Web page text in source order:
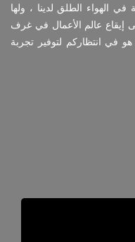
الهواء الطلق لدينا ، ولها
إيقاع عالم الأعمال في غرف
في انتظاركم لتوفير تجربة